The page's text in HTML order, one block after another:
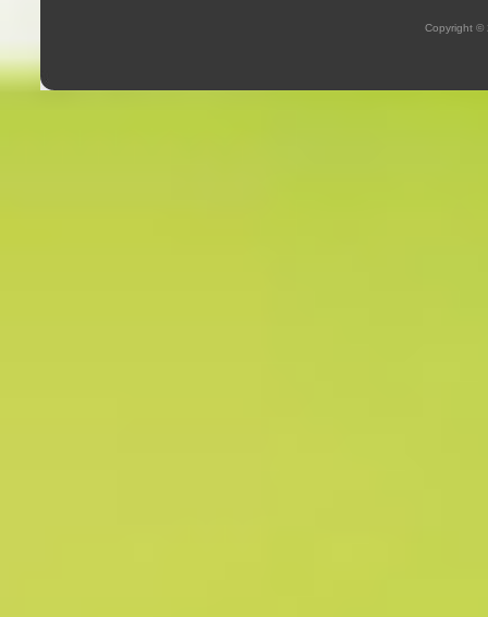
Copyright ©